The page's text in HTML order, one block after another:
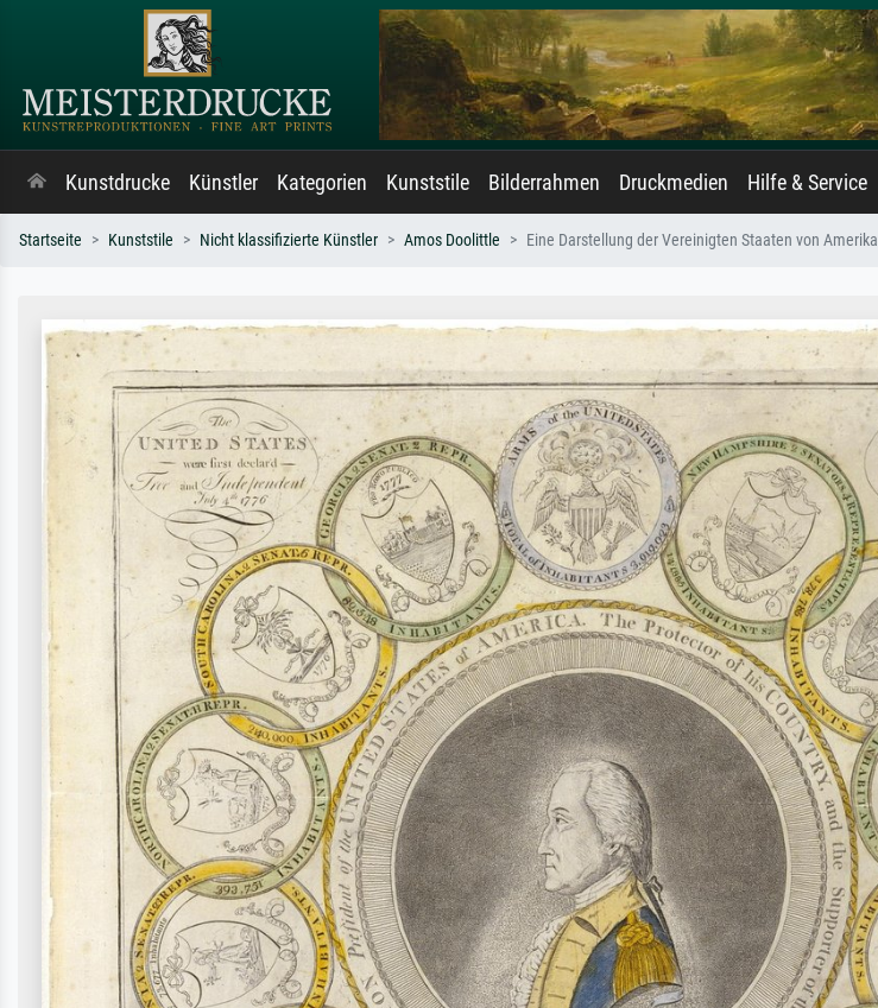
Kunstdrucke Künstler Kategorien Kunststile Bilderrahmen Druckmedien Hilfe & Service
Startseite Kunststile Nicht klassifizierte Künstler Amos Doolittle Eine Darstellung der Vereinigten Staaten von Amerika